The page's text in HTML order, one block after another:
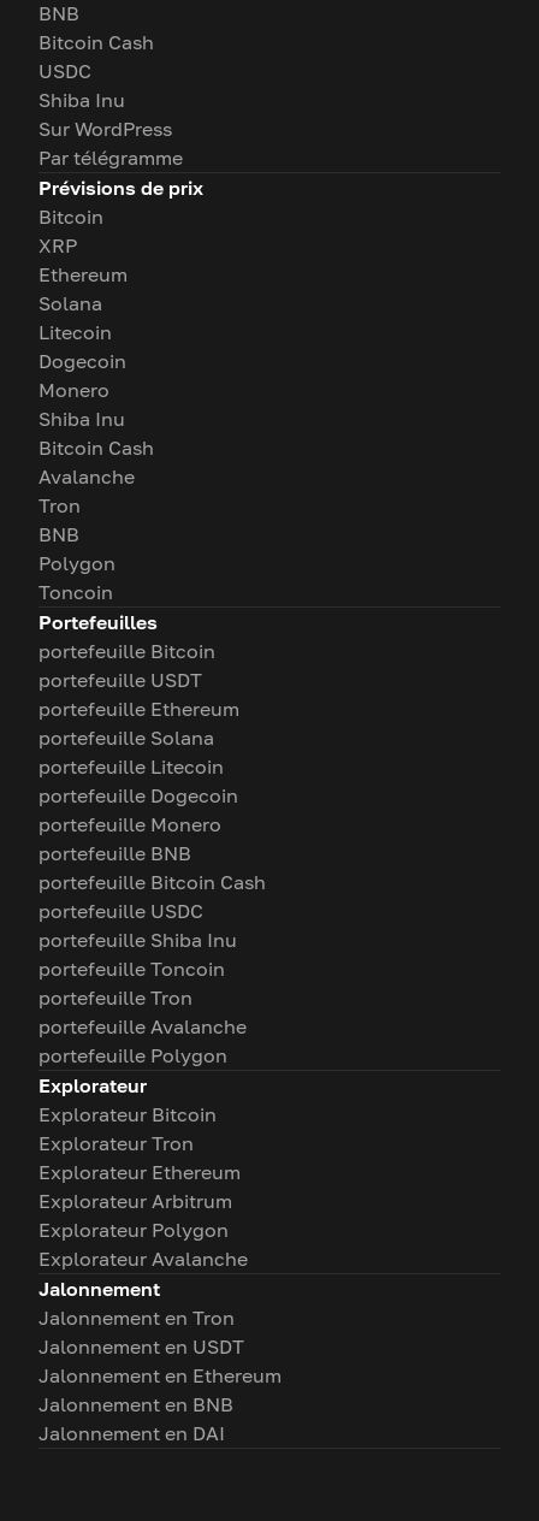
BNB
Bitcoin Cash
USDC
Shiba Inu
Sur WordPress
Par télégramme
Prévisions de prix
Bitcoin
XRP
Ethereum
Solana
Litecoin
Dogecoin
Monero
Shiba Inu
Bitcoin Cash
Avalanche
Tron
BNB
Polygon
Toncoin
Portefeuilles
portefeuille Bitcoin
portefeuille USDT
portefeuille Ethereum
portefeuille Solana
portefeuille Litecoin
portefeuille Dogecoin
portefeuille Monero
portefeuille BNB
portefeuille Bitcoin Cash
portefeuille USDC
portefeuille Shiba Inu
portefeuille Toncoin
portefeuille Tron
portefeuille Avalanche
portefeuille Polygon
Explorateur
Explorateur Bitcoin
Explorateur Tron
Explorateur Ethereum
Explorateur Arbitrum
Explorateur Polygon
Explorateur Avalanche
Jalonnement
Jalonnement en Tron
Jalonnement en USDT
Jalonnement en Ethereum
Jalonnement en BNB
Jalonnement en DAI